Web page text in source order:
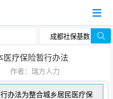
医疗保险暂行办法
作者：瑞方人力
办法为整合城乡居民医疗保